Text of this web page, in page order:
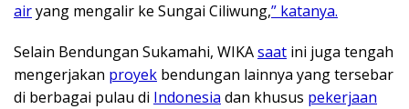
airyang mengalir ke Sungai Ciliwung,” katanya.
Selain Bendungan Sukamahi, WIKAsaat ini juga tengah
mengerjakan proyek bendungan lainnya yang tersebar
di berbagai pulau di Indonesia dan khusus pekerjaan